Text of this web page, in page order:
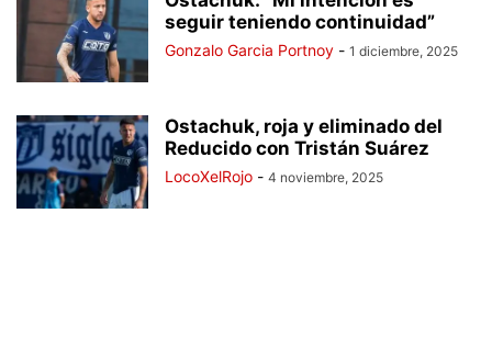
seguir teniendo continuidad”
Gonzalo Garcia Portnoy - 1 diciembre, 2025
Ostachuk, roja y eliminado del
Reducido con Tristán Suárez
LocoXelRojo - 4 noviembre, 2025